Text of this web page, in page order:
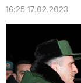
16:25 17.02.2023